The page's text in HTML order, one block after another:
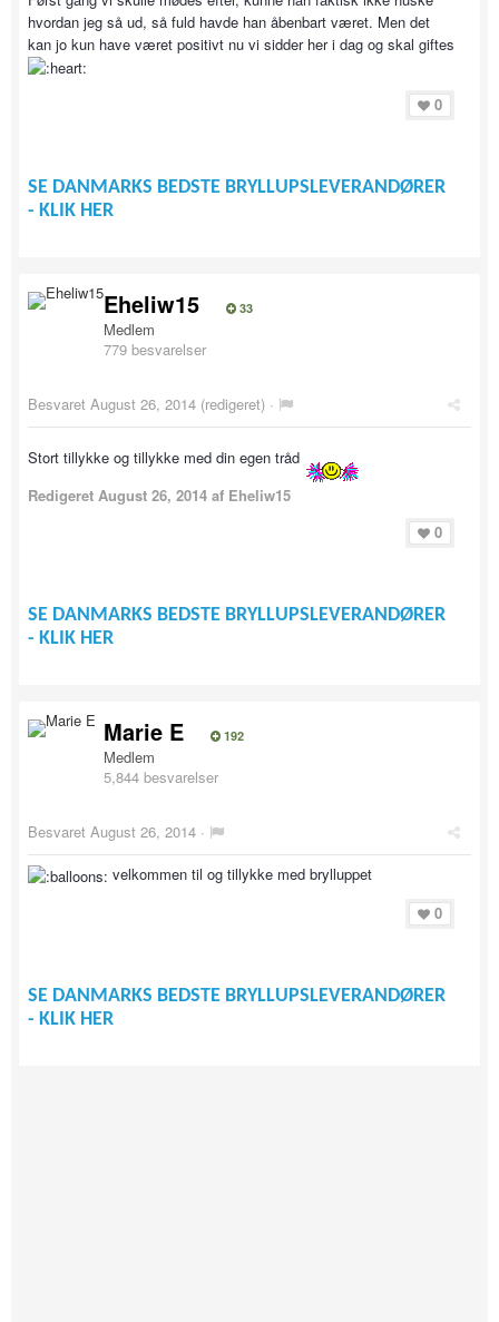
hvordan jeg så ud, så fuld havde han åbenbart været. Men det
kan jo kun have været positivt nu vi sidder her i dag og skal giftes
0
SE DANMARKS BEDSTE BRYLLUPSLEVERANDØRER
- KLIK HER
Eheliw15 33
Medlem
779 besvarelser
Besvaret August 26, 2014 (redigeret) ·
Stort tillykke og tillykke med din egen tråd
Redigeret August 26, 2014 af Eheliw15
0
SE DANMARKS BEDSTE BRYLLUPSLEVERANDØRER
- KLIK HER
Marie E 192
Medlem
5,844 besvarelser
Besvaret August 26, 2014 ·
velkommen til og tillykke med brylluppet
0
SE DANMARKS BEDSTE BRYLLUPSLEVERANDØRER
- KLIK HER